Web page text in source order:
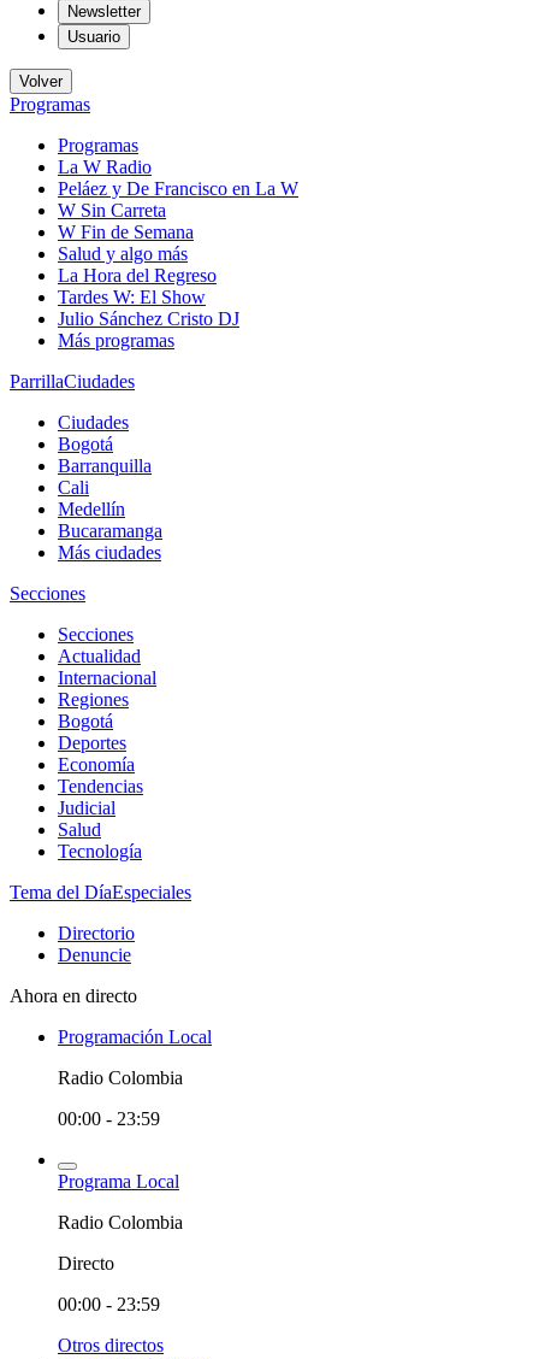
Newsletter
Usuario
Volver
Programas
Programas
La W Radio
Peláez y De Francisco en La W
W Sin Carreta
W Fin de Semana
Salud y algo más
La Hora del Regreso
Tardes W: El Show
Julio Sánchez Cristo DJ
Más programas
ParrillaCiudades
Ciudades
Bogotá
Barranquilla
Cali
Medellín
Bucaramanga
Más ciudades
Secciones
Secciones
Actualidad
Internacional
Regiones
Bogotá
Deportes
Economía
Tendencias
Judicial
Salud
Tecnología
Tema del DíaEspeciales
Directorio
Denuncie
Ahora en directo
Programación Local
Radio Colombia
00:00 - 23:59
Programa Local
Radio Colombia
Directo
00:00 - 23:59
Otros directos